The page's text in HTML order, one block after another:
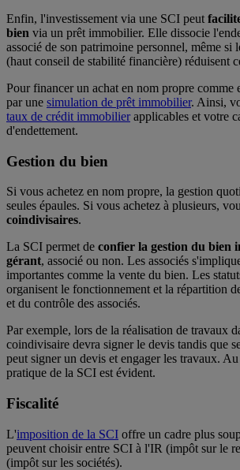
Enfin, l'investissement via une SCI peut
bien via un prêt immobilier. Elle dissocie
associé de son patrimoine personnel, même si
(haut conseil de stabilité financière) réduisent
Pour financer un achat en nom propre comme
par une simulation de prêt immobilier. Ainsi,
taux de crédit immobilierapplicables et votre
d'endettement.
Gestion du bien
Si vous achetez en nom propre, la gestion
seules épaules. Si vous achetez à plusieurs,
coindivisaires.
La SCI permet de confier la gestion du bien
gérant, associé ou non. Les associés
importantes comme la vente du bien. Les
organisent le fonctionnement et la répartition
et du contrôle des associés.
Par exemple, lors de la réalisation de travaux
coindivisaire devra signer le devis tandis que
peut signer un devis et engager les travaux.
pratique de la SCI est évident.
Fiscalité
L'imposition de la SCI offre un cadre plus
peuvent choisir entre SCI à l'IR (impôt sur le
(impôt sur les sociétés).